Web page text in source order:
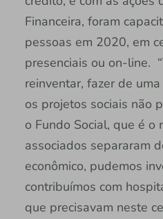
Financeira, foram
pessoas em 2020, em
presenciais ou on-line.
reinventar, fazer de
os projetos sociais não
o Fundo Social, que é o
associados separaram
econômico, pudemos
contribuímos com
que precisavam neste